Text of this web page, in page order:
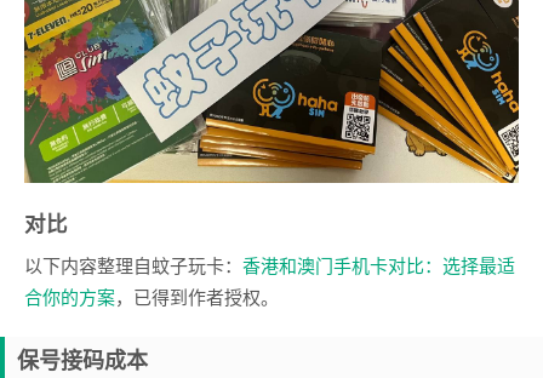
对比
以下内容整理自蚊子玩卡： 香港和澳门手机卡对比：选择最适
合你的方案，已得到作者授权。
保号接码成本